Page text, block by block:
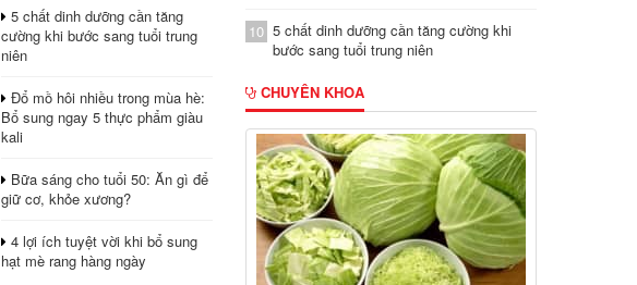
5 chất dinh dưỡng cần tăng
cường khi bước sang tuổi trung
niên
Đổ mồ hôi nhiều trong mùa hè:
Bổ sung ngay 5 thực phẩm giàu
kali
Bữa sáng cho tuổi 50: Ăn gì để
giữ cơ, khỏe xương?
4 lợi ích tuyệt vời khi bổ sung
hạt mè rang hàng ngày
10 5 chất dinh dưỡng cần tăng cường khi
bước sang tuổi trung niên
CHUYÊN KHOA